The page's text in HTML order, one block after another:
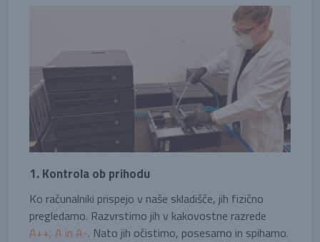
1. Kontrola ob prihodu
Ko računalniki prispejo v naše skladišče, jih fizično
pregledamo. Razvrstimo jih v kakovostne razrede
A++, A in A-. Nato jih očistimo, posesamo in spihamo.